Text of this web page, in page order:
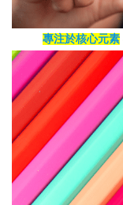
專注於核心元素